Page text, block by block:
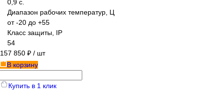
0,9 с.
Диапазон рабочих температур, Ц
от -20 до +55
Класс защиты, IP
54
157 850 ₽ / шт
В корзину
Купить в 1 клик